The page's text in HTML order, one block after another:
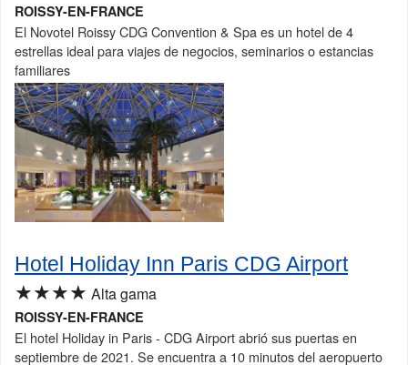
ROISSY-EN-FRANCE
El Novotel Roissy CDG Convention & Spa es un hotel de 4
estrellas ideal para viajes de negocios, seminarios o estancias
familiares
Hotel Holiday Inn Paris CDG Airport
★★★★ Alta gama
ROISSY-EN-FRANCE
El hotel Holiday in Paris - CDG Airport abrió sus puertas en
septiembre de 2021. Se encuentra a 10 minutos del aeropuerto